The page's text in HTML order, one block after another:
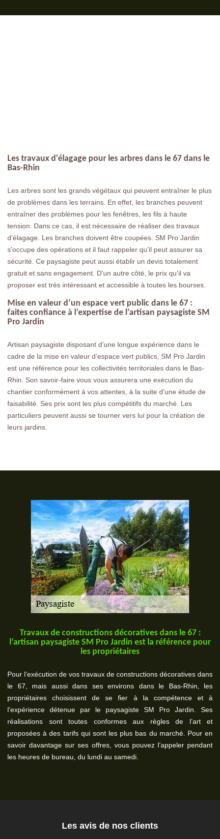
Les travaux d'élagage pour les arbres dans le 67 dans le
Bas-Rhin
Les arbres sont les grands végétaux qui peuvent entraîner le plus
de problèmes dans les terrains. En effet, les branches peuvent
entraîner des problèmes pour les fenêtres, les fils à haute
tension. Dans ce cas, il est nécessaire de réaliser des travaux
d'élagage. Les branches doivent être coupées. SM Pro Jardin
s'occupe des opérations et il faut rappeler qu'il peut assurer sa
sécurité. Ce paysagiste peut aussi établir un devis totalement
gratuit et sans engagement. D'un autre côté, le prix qu'il va
proposer est très intéressant et accessible à toutes les bourses.
Mise en valeur d’un espace vert public dans le 67 :
faites confiance à l’expertise de l’artisan paysagiste SM
Pro Jardin
Artisan paysagiste disposant d’une longue expérience dans le
cadre de la mise en valeur d’espace vert publics, SM Pro Jardin
est une référence pour les collectivités territoriales dans le Bas-
Rhin. Son savoir-faire vous vous assurera une exécution du
chantier conformément à vos attentes, à la suite d’une étude de
faisabilité. Ses prix sont les plus compétitifs du marché. Les
particuliers peuvent aussi se tourner vers lui pour la création de
leurs jardins.
Travaux de constructions décoratives dans le 67 :
l’artisan paysagiste SM Pro Jardin est la référence pour
les propriétaires
Pour l’exécution de vos travaux de constructions décoratives dans
le 67, mais aussi dans ses environs dans le Bas-Rhin, les
propriétaires choisissent de se fier à la compétence et à
l’expérience détenue par le paysagiste SM Pro Jardin. Ses
réalisations sont toutes conformes aux règles de l’art et
proposées à des tarifs qui sont les plus bas du marché. Pour en
savoir davantage sur ses offres, vous pouvez l’appeler pendant
les heures de bureau, du lundi au samedi.
Les avis de nos clients